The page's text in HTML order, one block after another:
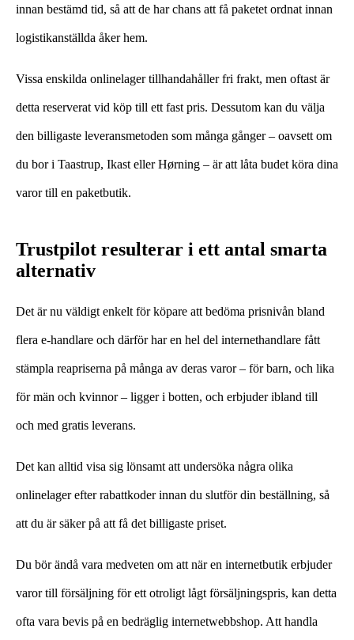
innan bestämd tid, så att de har chans att få paketet ordnat innan
logistikanställda åker hem.
Vissa enskilda onlinelager tillhandahåller fri frakt, men oftast är
detta reserverat vid köp till ett fast pris. Dessutom kan du välja
den billigaste leveransmetoden som många gånger – oavsett om
du bor i Taastrup, Ikast eller Hørning – är att låta budet köra dina
varor till en paketbutik.
Trustpilot resulterar i ett antal smarta
alternativ
Det är nu väldigt enkelt för köpare att bedöma prisnivån bland
flera e-handlare och därför har en hel del internethandlare fått
stämpla reapriserna på många av deras varor – för barn, och lika
för män och kvinnor – ligger i botten, och erbjuder ibland till
och med gratis leverans.
Det kan alltid visa sig lönsamt att undersöka några olika
onlinelager efter rabattkoder innan du slutför din beställning, så
att du är säker på att få det billigaste priset.
Du bör ändå vara medveten om att när en internetbutik erbjuder
varor till försäljning för ett otroligt lågt försäljningspris, kan detta
ofta vara bevis på en bedräglig internetwebbshop. Att handla